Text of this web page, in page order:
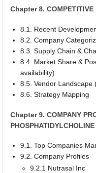
Chapter 8. COMPETITIVE
8.1. Recent
8.2. Company
8.3. Supply Chain &
8.4. Market Share &
availability)
8.5. Vendor Landscape
8.6. Strategy Mapping
Chapter 9. COMPANY
9.1. Top Companies
9.2. Company Profiles
9.2.1 Nutrasal Inc